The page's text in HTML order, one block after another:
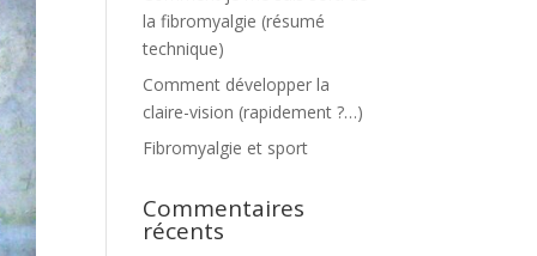
la fibromyalgie (résumé
technique)
Comment développer la
claire-vision (rapidement ?…)
Fibromyalgie et sport
Commentaires
récents